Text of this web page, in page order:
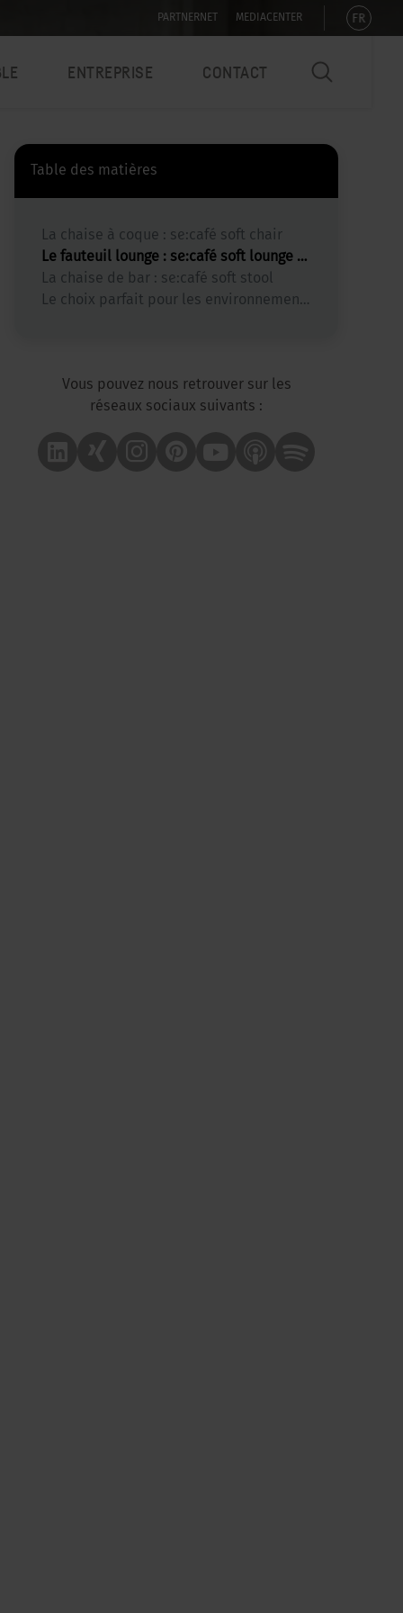
PARTNERNET MEDIACENTER FR
ENTREPRISE CONTACT
Table des matières
La chaise à coque : se:café soft chair
Le fauteuil lounge : se:café soft lounge chair
La chaise de bar : se:café soft stool
Le choix parfait pour les environnements de travail modernes
Vous pouvez nous retrouver sur les
réseaux sociaux suivants :